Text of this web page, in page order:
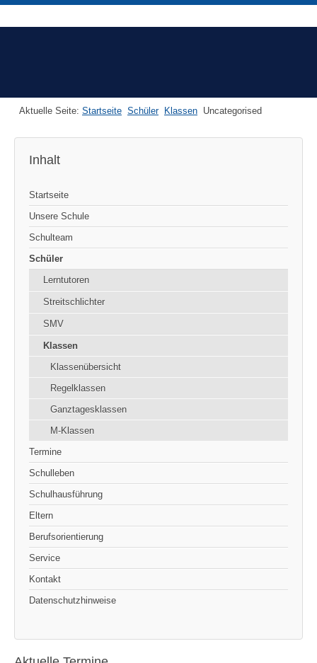
Aktuelle Seite: Startseite Schüler Klassen Uncategorised
Inhalt
Startseite
Unsere Schule
Schulteam
Schüler
Lerntutoren
Streitschlichter
SMV
Klassen
Klassenübersicht
Regelklassen
Ganztagesklassen
M-Klassen
Termine
Schulleben
Schulhausführung
Eltern
Berufsorientierung
Service
Kontakt
Datenschutzhinweise